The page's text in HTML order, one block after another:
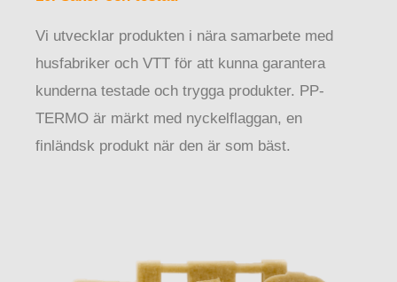
Vi utvecklar produkten i nära samarbete med
husfabriker och VTT för att kunna garantera
kunderna testade och trygga produkter. PP-
TERMO är märkt med nyckelflaggan, en
finländsk produkt när den är som bäst.